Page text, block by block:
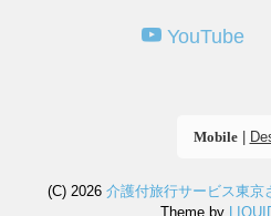
YouTube
Mobile|
(C) 2026 介護付旅行サービス東京
Theme by